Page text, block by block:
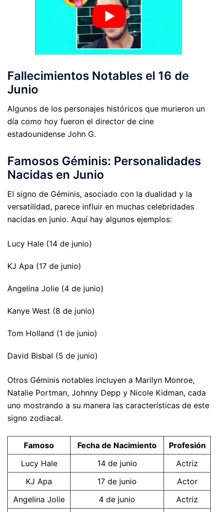
Fallecimientos Notables el 16 de
Junio
Algunos de los personajes históricos que murieron un
día como hoy fueron el director de cine
estadounidense John G.
Famosos Géminis: Personalidades
Nacidas en Junio
El signo de Géminis, asociado con la dualidad y la
versatilidad, parece influir en muchas celebridades
nacidas en junio. Aquí hay algunos ejemplos:
Lucy Hale (14 de junio)
KJ Apa (17 de junio)
Angelina Jolie (4 de junio)
Kanye West (8 de junio)
Tom Holland (1 de junio)
David Bisbal (5 de junio)
Otros Géminis notables incluyen a Marilyn Monroe,
Natalie Portman, Johnny Depp y Nicole Kidman, cada
uno mostrando a su manera las características de este
signo zodiacal.
Famoso Fecha de Nacimiento
Profesión
Lucy Hale
14 de junio
Actriz
KJ Apa
17 de junio
Actor
Angelina Jolie
4 de junio
Actriz